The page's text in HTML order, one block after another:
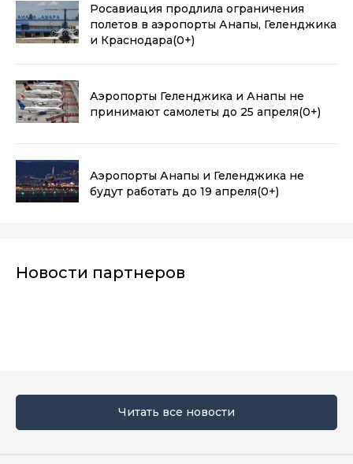
Росавиация продлила ограничения
полетов в аэропорты Анапы, Геленджика
и Краснодара(0+)
Аэропорты Геленджика и Анапы не
принимают самолеты до 25 апреля(0+)
Аэропорты Анапы и Геленджика не
будут работать до 19 апреля(0+)
Новости партнеров
Читать все новости